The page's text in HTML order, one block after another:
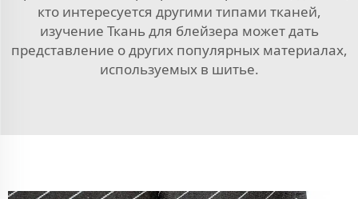
кто интересуется другими типами тканей,
изучение Ткань для блейзера может дать
представление о других популярных материалах,
используемых в шитье.